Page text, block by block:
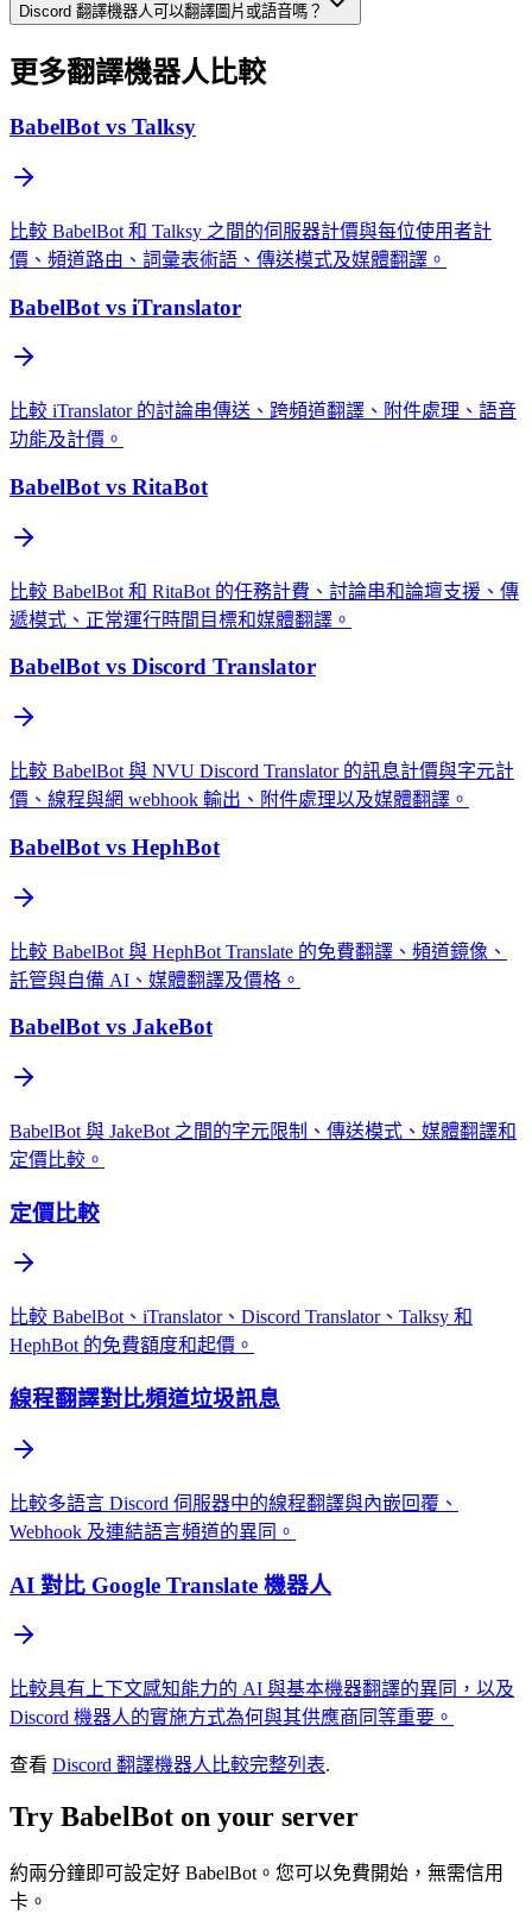
Discord 翻譯機器人可以翻譯圖片或語音嗎？
更多翻譯機器人比較
BabelBot vs Talksy
比較 BabelBot 和 Talksy 之間的伺服器計價與每位使用者計
價、頻道路由、詞彙表術語、傳送模式及媒體翻譯。
BabelBot vs iTranslator
比較 iTranslator 的討論串傳送、跨頻道翻譯、附件處理、語音
功能及計價。
BabelBot vs RitaBot
比較 BabelBot 和 RitaBot 的任務計費、討論串和論壇支援、傳
遞模式、正常運行時間目標和媒體翻譯。
BabelBot vs Discord Translator
比較 BabelBot 與 NVU Discord Translator 的訊息計價與字元計
價、線程與網 webhook 輸出、附件處理以及媒體翻譯。
BabelBot vs HephBot
比較 BabelBot 與 HephBot Translate 的免費翻譯、頻道鏡像、
託管與自備 AI、媒體翻譯及價格。
BabelBot vs JakeBot
BabelBot 與 JakeBot 之間的字元限制、傳送模式、媒體翻譯和
定價比較。
定價比較
比較 BabelBot、iTranslator、Discord Translator、Talksy 和
HephBot 的免費額度和起價。
線程翻譯對比頻道垃圾訊息
比較多語言 Discord 伺服器中的線程翻譯與內嵌回覆、
Webhook 及連結語言頻道的異同。
AI 對比 Google Translate 機器人
比較具有上下文感知能力的 AI 與基本機器翻譯的異同，以及
Discord 機器人的實施方式為何與其供應商同等重要。
查看 Discord 翻譯機器人比較完整列表.
Try BabelBot on your server
約兩分鐘即可設定好 BabelBot。您可以免費開始，無需信用
卡。